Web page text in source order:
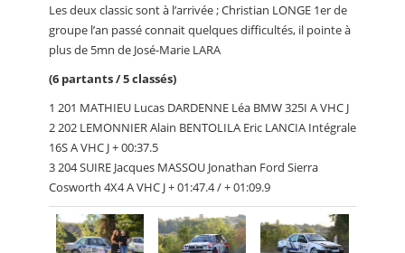
Les deux classic sont à l’arrivée ; Christian LONGE 1er de
groupe l’an passé connait quelques difficultés, il pointe à
plus de 5mn de José-Marie LARA
(6 partants / 5 classés)
1 201 MATHIEU Lucas DARDENNE Léa BMW 325I A VHC J
2 202 LEMONNIER Alain BENTOLILA Eric LANCIA Intégrale
16S A VHC J + 00:37.5
3 204 SUIRE Jacques MASSOU Jonathan Ford Sierra
Cosworth 4X4 A VHC J + 01:47.4 / + 01:09.9